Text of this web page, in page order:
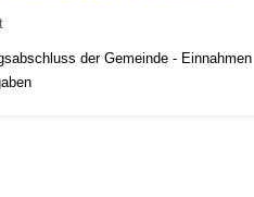
der Gemeinde - Einnahmen